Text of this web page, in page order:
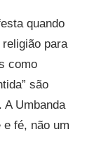
quando
para
como
são
Umbanda
fé, não um